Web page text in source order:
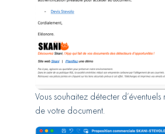
Vous souhaitez détecter d’éventuels
de votre document.